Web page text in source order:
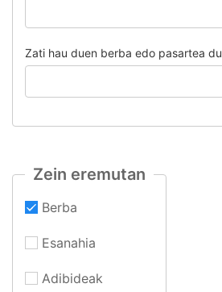
Zati hau duen berba edo pasartea du
Zein eremutan
Berba
Esanahia
Adibideak